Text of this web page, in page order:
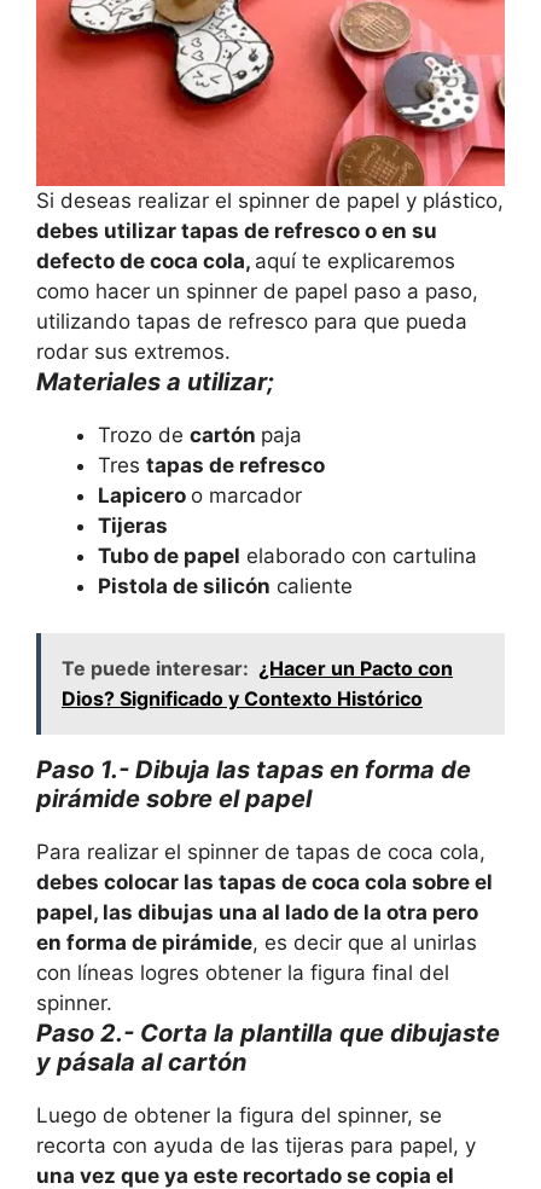
Si deseas realizar el spinner de papel y plástico,
debes utilizar tapas de refresco o en su
defecto de coca cola, aquí te explicaremos
como hacer un spinner de papel paso a paso,
utilizando tapas de refresco para que pueda
rodar sus extremos.
Materiales a utilizar;
Trozo de cartón paja
Tres tapas de refresco
Lapicero o marcador
Tijeras
Tubo de papel elaborado con cartulina
Pistola de silicón caliente
Te puede interesar: ¿Hacer un Pacto con
Dios? Significado y Contexto Histórico
Paso 1.- Dibuja las tapas en forma de
pirámide sobre el papel
Para realizar el spinner de tapas de coca cola,
debes colocar las tapas de coca cola sobre el
papel, las dibujas una al lado de la otra pero
en forma de pirámide, es decir que al unirlas
con líneas logres obtener la figura final del
spinner.
Paso 2.- Corta la plantilla que dibujaste
y pásala al cartón
Luego de obtener la figura del spinner, se
recorta con ayuda de las tijeras para papel, y
una vez que ya este recortado se copia el